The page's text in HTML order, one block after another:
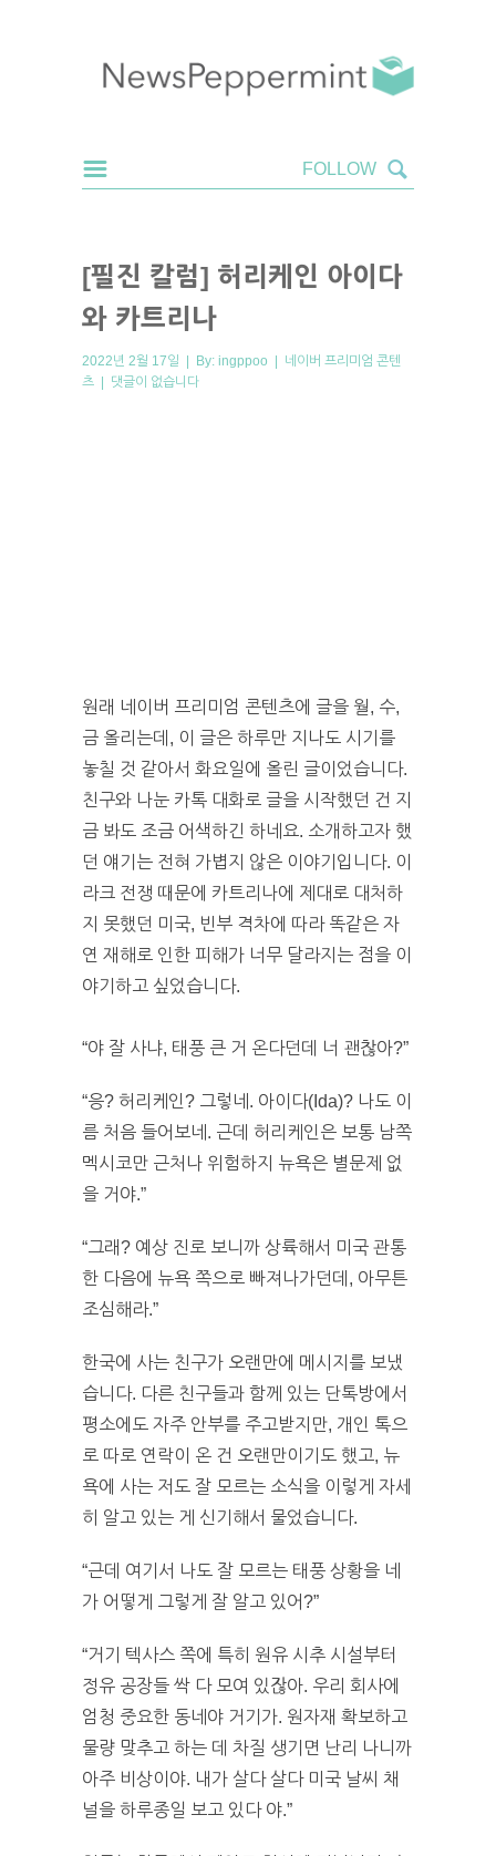
[필진 칼럼] 허리케인 아이다
와 카트리나
2022년 2월 17일 | By: ingppoo | 네이버 프리미엄 콘텐
츠 | 댓글이 없습니다
원래 네이버 프리미엄 콘텐츠에 글을 월, 수,
금 올리는데, 이 글은 하루만 지나도 시기를
놓칠 것 같아서 화요일에 올린 글이었습니다.
친구와 나눈 카톡 대화로 글을 시작했던 건 지
금 봐도 조금 어색하긴 하네요. 소개하고자 했
던 얘기는 전혀 가볍지 않은 이야기입니다. 이
라크 전쟁 때문에 카트리나에 제대로 대처하
지 못했던 미국, 빈부 격차에 따라 똑같은 자
연 재해로 인한 피해가 너무 달라지는 점을 이
야기하고 싶었습니다.
“야 잘 사냐, 태풍 큰 거 온다던데 너 괜찮아?”
“응? 허리케인? 그렇네. 아이다(Ida)? 나도 이
름 처음 들어보네. 근데 허리케인은 보통 남쪽
멕시코만 근처나 위험하지 뉴욕은 별문제 없
을 거야.”
“그래? 예상 진로 보니까 상륙해서 미국 관통
한 다음에 뉴욕 쪽으로 빠져나가던데, 아무튼
조심해라.”
한국에 사는 친구가 오랜만에 메시지를 보냈
습니다. 다른 친구들과 함께 있는 단톡방에서
평소에도 자주 안부를 주고받지만, 개인 톡으
로 따로 연락이 온 건 오랜만이기도 했고, 뉴
욕에 사는 저도 잘 모르는 소식을 이렇게 자세
히 알고 있는 게 신기해서 물었습니다.
“근데 여기서 나도 잘 모르는 태풍 상황을 네
가 어떻게 그렇게 잘 알고 있어?”
“거기 텍사스 쪽에 특히 원유 시추 시설부터
정유 공장들 싹 다 모여 있잖아. 우리 회사에
엄청 중요한 동네야 거기가. 원자재 확보하고
물량 맞추고 하는 데 차질 생기면 난리 나니까
아주 비상이야. 내가 살다 살다 미국 날씨 채
널을 하루종일 보고 있다 야.”